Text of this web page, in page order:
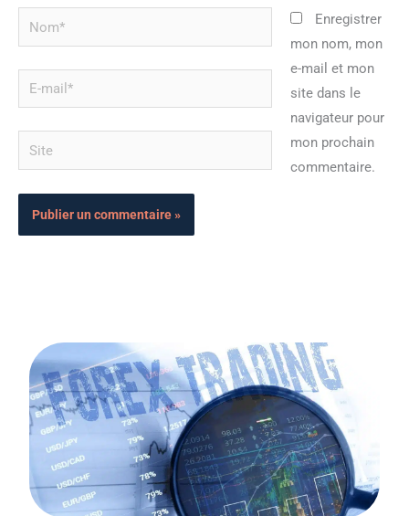
Nom*
mail*
Site
Enregistrer
mon nom, mon
e-mail et mon
site dans le
navigateur pour
mon prochain
commentaire.